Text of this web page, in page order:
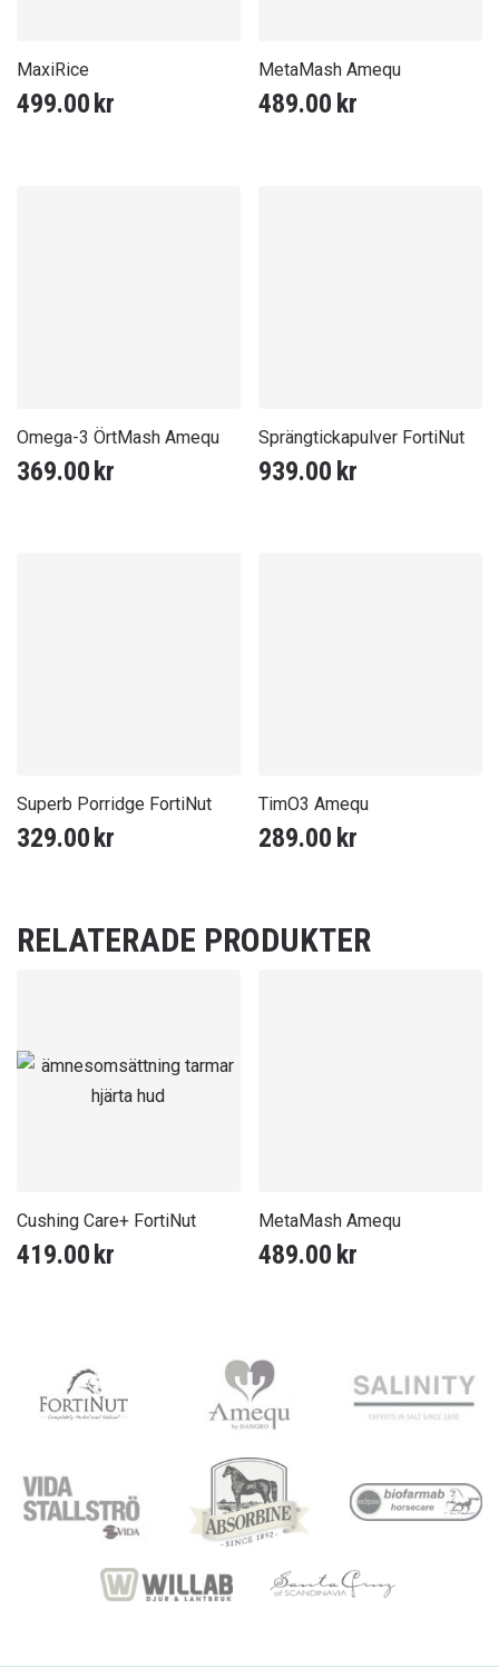
MaxiRice
499.00kr
MetaMash Amequ
489.00 kr
Omega-3 ÖrtMash Amequ
369.00kr
Sprängtickapulver FortiNut
939.00 kr
Superb Porridge FortiNut
329.00 kr
TimO3 Amequ
289.00 kr
RELATERADE PRODUKTER
Cushing Care+ FortiNut
419.00 kr
MetaMash Amequ
489.00 kr